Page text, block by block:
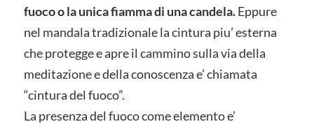
fuoco o la unica fiamma di una candela.Eppure
nel mandala tradizionale la cintura piu’ esterna
che protegge e apre il cammino sulla via della
meditazione e della conoscenza e’ chiamata
“cintura del fuoco”.
La presenza del fuoco come elemento e’